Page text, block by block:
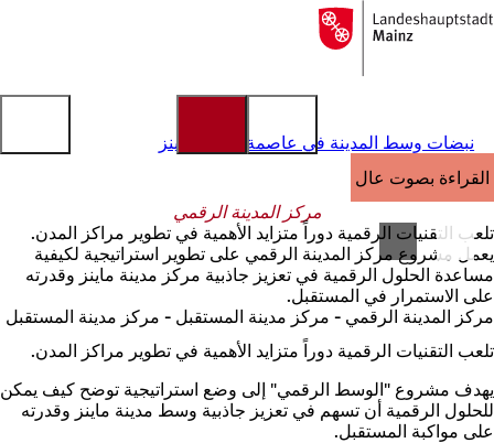
الانتقال إلى المحتوى
إلى
الصفحة
نبضات وسط المدينة في عاصمة الولاية ماينز
القراءة بصوت عالٍ
مركز المدينة الرقمي
تلعب التقنيات الرقمية دوراً متزايد الأهمية في تطوير مراكز المدن.
يعمل مشروع مركز المدينة الرقمي على تطوير استراتيجية لكيفية
مساعدة الحلول الرقمية في تعزيز جاذبية مركز مدينة ماينز وقدرته
على الاستمرار في المستقبل.
مركز المدينة الرقمي - مركز مدينة المستقبل - مركز مدينة المستقبل
تلعب التقنيات الرقمية دوراً متزايد الأهمية في تطوير مراكز المدن.
يهدف مشروع "الوسط الرقمي" إلى وضع استراتيجية توضح كيف يمكن
للحلول الرقمية أن تسهم في تعزيز جاذبية وسط مدينة ماينز وقدرته
على مواكبة المستقبل.